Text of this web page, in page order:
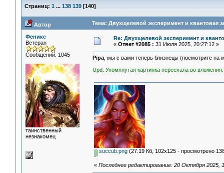
Страниц: 1 ... 138 139 [140]
Автор Тема: Двухщелевой эксперимент и квантовая
Феникс
Ветеран
Сообщений: 1045
таинственный
незнакомец
Re: Двухщелевой эксперимент и
« Ответ #2085 : 31 Июля 2025, 20:27:12 »
Pipa , мы с вами теперь близнецы (посмотрите на
Upd. Упомянутая картинка переехала во вложения.
succub.png (27.19 Кб, 102x125 - просмотрено
« Последнее редактирование: 20 Октября 2025,